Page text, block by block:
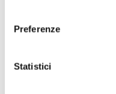
Preferenze
Statistici
0636005281